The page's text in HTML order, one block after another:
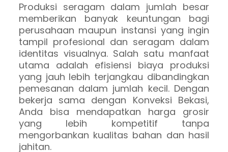
Produksi seragam dalam jumlah besar
memberikan banyak keuntungan bagi
perusahaan maupun instansi yang ingin
tampil profesional dan seragam dalam
identitas visualnya. Salah satu manfaat
utama adalah efisiensi biaya produksi
yang jauh lebih terjangkau dibandingkan
pemesanan dalam jumlah kecil. Dengan
bekerja sama dengan Konveksi Bekasi,
Anda bisa mendapatkan harga grosir
yang lebih kompetitif tanpa
mengorbankan kualitas bahan dan hasil
jahitan.